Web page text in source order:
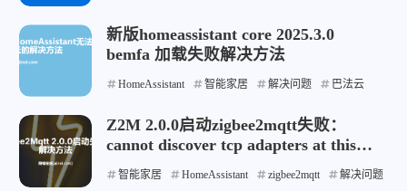
新版homeassistant core 2025.3.0
bemfa 加载失败解决方法
HomeAssistant 智能家居 解决问题 巴法云
Z2M 2.0.0启动zigbee2mqtt失败：
cannot discover tcp adapters at this
time
智能家居 HomeAssistant zigbee2mqtt 解决问题